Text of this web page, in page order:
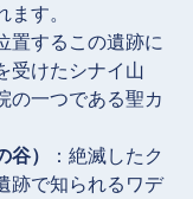
す。
置するこの遺跡に
受けたシナイ山
の一つである聖カ
）
：絶滅したク
跡で知られるワデ